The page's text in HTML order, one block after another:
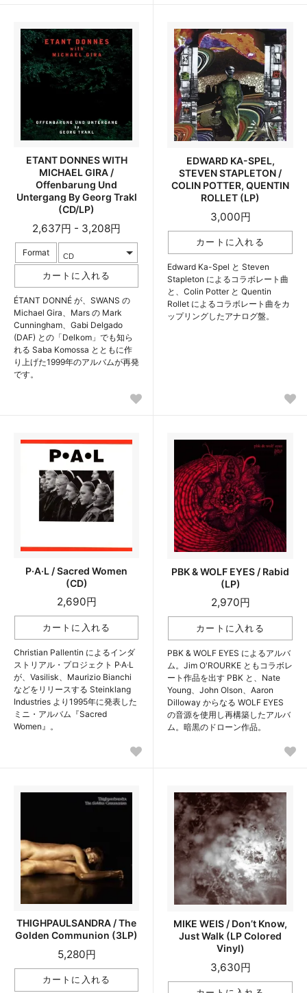
ETANT DONNES WITH
MICHAEL GIRA /
Offenbarung Und
Untergang By Georg Trakl
(CD/LP)
2,637円 - 3,208円
Format
ÉTANT DONNÉ が、SWANS の
Michael Gira、Mars の Mark
Cunningham、Gabi Delgado
(DAF) との「Delkom」でも知ら
れる Saba Komossa とともに作
り上げた1999年のアルバムが再発
です。
EDWARD KA-SPEL,
STEVEN STAPLETON /
COLIN POTTER, QUENTIN
ROLLET (LP)
3,000円
Edward Ka-Spel と Steven
Stapleton によるコラボレート曲
と、Colin Potter と Quentin
Rollet によるコラボレート曲をカ
ップリングしたアナログ盤。
P·A·L / Sacred Women
(CD)
2,690円
Christian Pallentin によるインダ
ストリアル・プロジェクト P·A·L
が、Vasilisk、Maurizio Bianchi
などをリリースする Steinklang
Industries より1995年に発表した
ミニ・アルバム『Sacred
Women』。
PBK & WOLF EYES / Rabid
(LP)
2,970円
PBK & WOLF EYES によるアルバ
ム。Jim O'ROURKE ともコラボレ
ート作品を出す PBK と、Nate
Young、John Olson、Aaron
Dilloway からなる WOLF EYES
の音源を使用し再構築したアルバ
ム。暗黒のドローン作品。
THIGHPAULSANDRA / The
Golden Communion (3LP)
5,280円
MIKE WEIS / Don’t Know,
Just Walk (LP Colored
Vinyl)
3,630円